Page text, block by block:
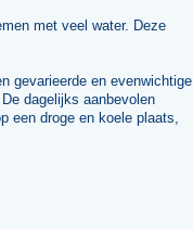
met veel water. Deze
gevarieerde en evenwichtige
dagelijks aanbevolen
een droge en koele plaats,